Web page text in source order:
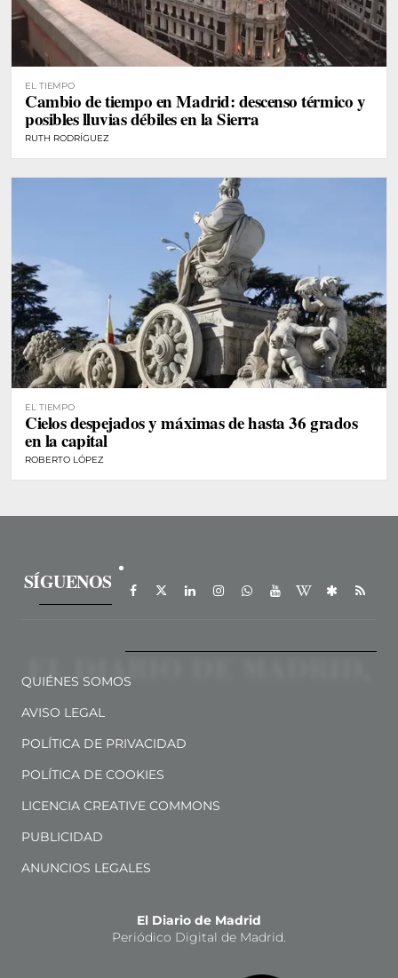
EL TIEMPO
Cambio de tiempo en Madrid: descenso térmico y
posibles lluvias débiles en la Sierra
RUTH RODRÍGUEZ
EL TIEMPO
Cielos despejados y máximas de hasta 36 grados
en la capital
ROBERTO LÓPEZ
SÍGUENOS
QUIÉNES SOMOS
AVISO LEGAL
POLÍTICA DE PRIVACIDAD
POLÍTICA DE COOKIES
LICENCIA CREATIVE COMMONS
PUBLICIDAD
ANUNCIOS LEGALES
El Diario de Madrid
Periódico Digital de Madrid.